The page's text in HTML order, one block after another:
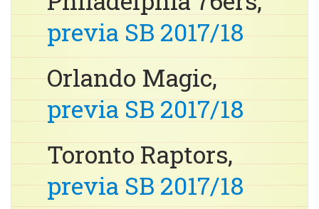
previa SB 2017/18
Orlando Magic,
previa SB 2017/18
Toronto Raptors,
previa SB 2017/18